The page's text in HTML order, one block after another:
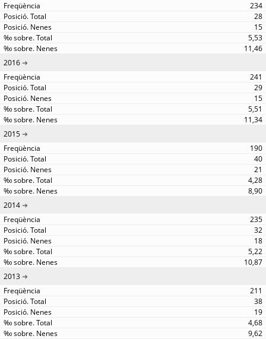
234
28
15
5,53
11,46
2016
241
29
15
5,51
11,34
2015
190
40
21
4,28
8,90
2014
235
32
18
5,22
10,87
2013
211
38
19
4,68
9,62